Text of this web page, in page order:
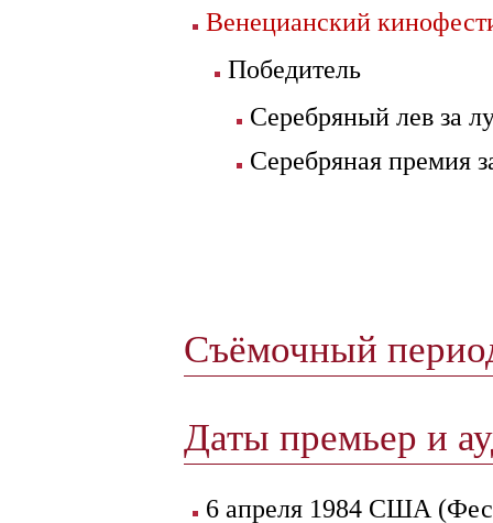
Венецианский
Победитель
Серебряный лев за
Серебряная премия
Съёмочный
Даты премьер и
6 апреля 1984 США